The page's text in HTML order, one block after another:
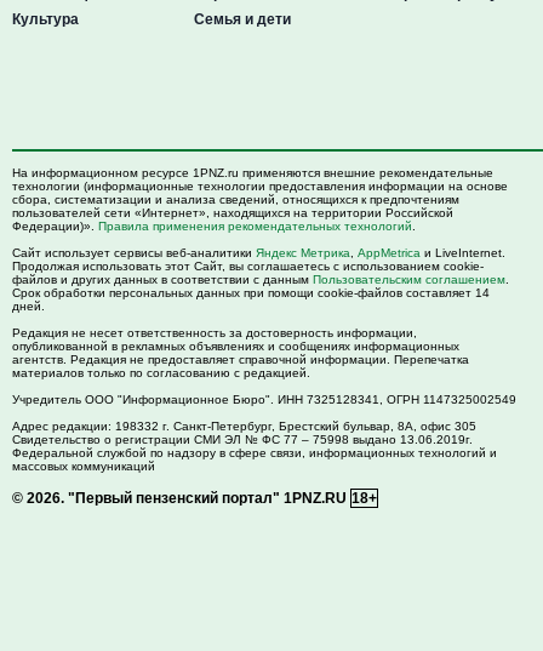
Культура
Семья и дети
На информационном ресурсе 1PNZ.ru применяются внешние рекомендательные
технологии (информационные технологии предоставления информации на основе
сбора, систематизации и анализа сведений, относящихся к предпочтениям
пользователей сети «Интернет», находящихся на территории Российской
Федерации)». Правила применения рекомендательных технологий
Сайт использует сервисы веб-аналитики Яндекс Метрика AppMetrica и LiveInternet.
Продолжая использовать этот Сайт, вы соглашаетесь с использованием cookie-
файлов и других данных в соответствии с данным Пользовательским соглашением
Срок обработки персональных данных при помощи cookie-файлов составляет 14
дней.
Редакция не несет ответственность за достоверность информации,
опубликованной в рекламных объявлениях и сообщениях информационных
агентств. Редакция не предоставляет справочной информации. Перепечатка
материалов только по согласованию с редакцией.
Учредитель ООО "Информационное Бюро". ИНН 7325128341, ОГРН 1147325002549
Адрес редакции: 198332 г. Санкт-Петербург, Брестский бульвар, 8А, офис 305
Свидетельство о регистрации СМИ ЭЛ № ФС 77 – 75998 выдано 13.06.2019г.
Федеральной службой по надзору в сфере связи, информационных технологий и
массовых коммуникаций
© 2026. "Первый пензенский портал" 1PNZ.RU 18+